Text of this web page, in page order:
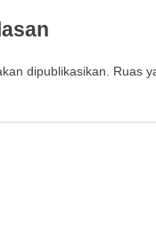
dipublikasikan. Ruas